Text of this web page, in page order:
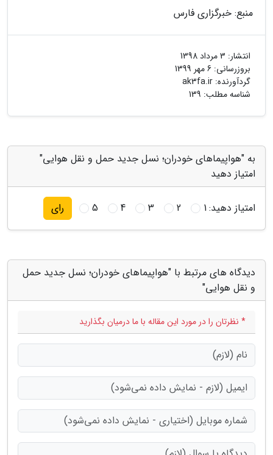
منبع: خبرگزاری فارس
انتشار: 3 مرداد 1398
بروزرسانی: 6 مهر 1399
گردآورنده: ak3fa.ir
شناسه مطلب: 139
به "هواپیماهای خودران؛ نسل جدید حمل و نقل هوایی"
امتیاز دهید
امتیاز دهید:1
2
3
4
5 رای
دیدگاه های مرتبط با "هواپیماهای خودران؛ نسل جدید حمل
و نقل هوایی"
* نظرتان را در مورد این مقاله با ما درمیان بگذارید